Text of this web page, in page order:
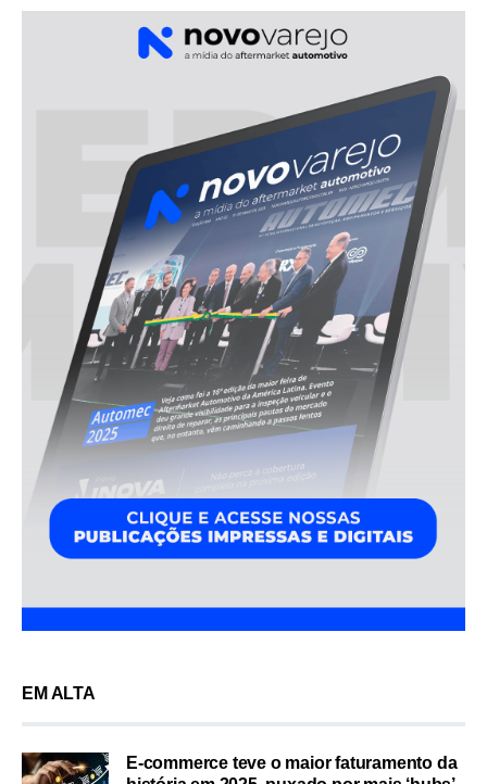
EM ALTA
E-commerce teve o maior faturamento da